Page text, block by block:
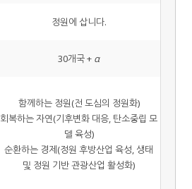
정원에 삽니다.
30개국 + α
함께하는 정원(전 도심의 정원화)
회복하는 자연(기후변화 대응, 탄소중립 모
델 육성)
순환하는 경제(정원 후방산업 육성, 생태
및 정원 기반 관광산업 활성화)